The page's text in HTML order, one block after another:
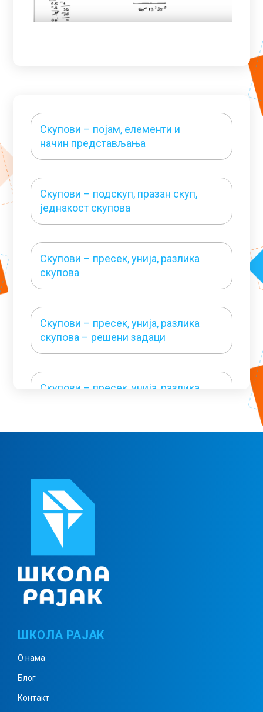
Скупови – појам, елементи и
начин представљања
Скупови – подскуп, празан скуп,
једнакост скупова
Скупови – пресек, унија, разлика
скупова
Скупови – пресек, унија, разлика
скупова – решени задаци
Скупови – пресек, унија, разлика
Примена особина сабирања и
множења у скупу N
Бројевни изрази
ШКОЛА РАЈАК
О нама
Блог
Контакт